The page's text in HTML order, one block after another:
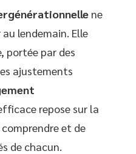
ne
lendemain. Elle
portée par des
ajustements
repose sur la
et de
de chacun.